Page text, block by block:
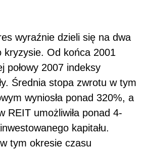
wyraźnie dzieli się na dwa
kryzysie. Od końca 2001
połowy 2007 indeksy
Średnia stopa zwrotu w tym
wyniosła ponad 320%, a
REIT umożliwiła ponad 4-
kapitału.
tym okresie czasu